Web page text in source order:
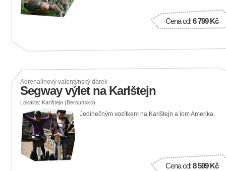
Cena od:6 799 Kč
Adrenalinový valentýnský dárek
Segway výlet na Karlštejn
Lokalita: Karlštejn (Berounsko)
Jedinečným vozítkem na Karlštejn a lom Amerika.
Cena od:8 599 Kč